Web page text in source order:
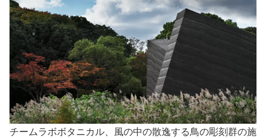
チームラボボタニカル、風の中の散逸する鳥の彫刻群の施